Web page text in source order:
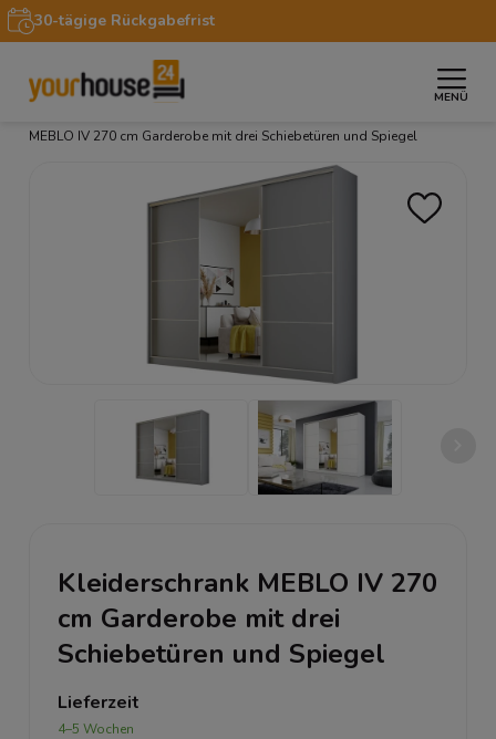
30-tägige Rückgabefrist
MENÜ
Startseite » Möbel
Kleiderschrank
MEBLO IV 270 cm Garderobe mit drei Schiebetüren und Spiegel
Kleiderschrank MEBLO IV 270
cm Garderobe mit drei
Schiebetüren und Spiegel
Lieferzeit
4–5 Wochen